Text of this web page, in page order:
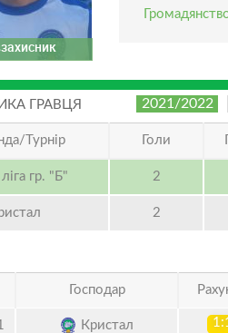
ГРАВЦЯ 2021/2022
Турнір Голи
гр. "Б" 2
2
Господар
Кристал